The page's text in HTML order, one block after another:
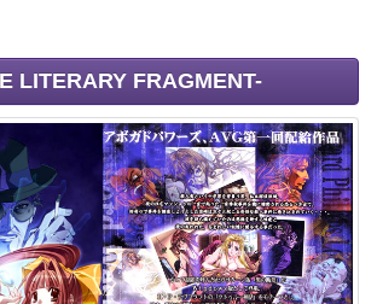
LITERARY FRAGMENT-